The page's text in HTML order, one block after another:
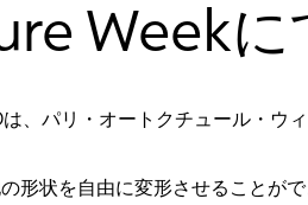
Weekに
、パリ・オートクチュール・
形状を自由に変形させること